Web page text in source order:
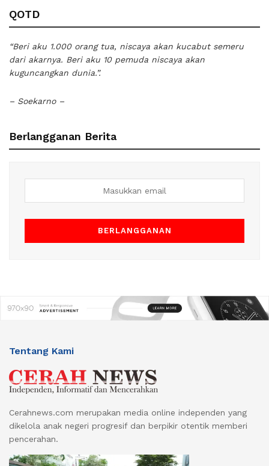
QOTD
“Beri aku 1.000 orang tua, niscaya akan kucabut semeru
dari akarnya. Beri aku 10 pemuda niscaya akan
kuguncangkan dunia.”.
– Soekarno –
Berlangganan Berita
Tentang Kami
Cerahnews.com merupakan media online independen yang
dikelola anak negeri progresif dan berpikir otentik memberi
pencerahan.